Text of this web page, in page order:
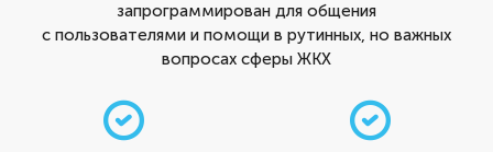
запрограммирован для общения
c пользователями и помощи в рутинных, но важных
вопросах сферы ЖКХ